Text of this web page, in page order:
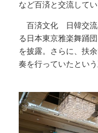
など百済と交流して
百済文化 日韓交流
る日本東京雅楽舞踊
を披露。さらに、扶
奏を行っていたとい